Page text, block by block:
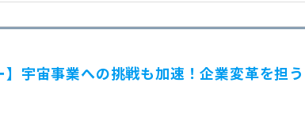
宇宙事業への挑戦も加速！企業変革を担う